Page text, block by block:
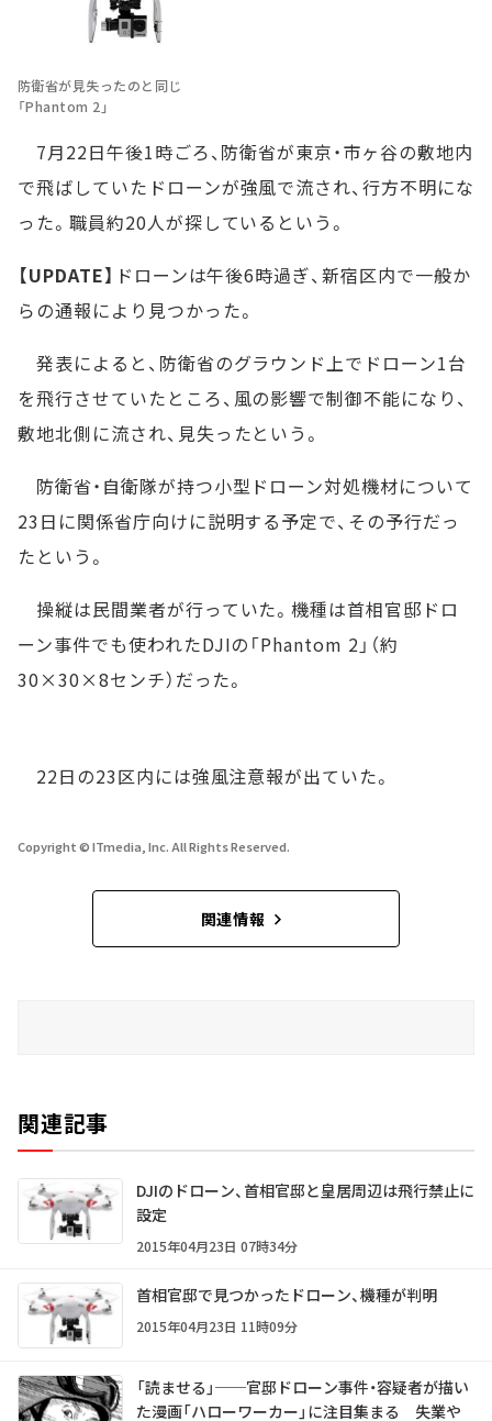
防衛省が見失ったのと同じ
「Phantom 2」
7月22日午後1時ごろ、防衛省が東京・市ヶ谷の敷地内
で飛ばしていたドローンが強風で流され、行方不明にな
った。職員約20人が探しているという。
【UPDATE】 ドローンは午後6時過ぎ、新宿区内で一般か
らの通報により見つかった。
発表によると、防衛省のグラウンド上でドローン1台
を飛行させていたところ、風の影響で制御不能になり、
敷地北側に流され、見失ったという。
防衛省・自衛隊が持つ小型ドローン対処機材について
23日に関係省庁向けに説明する予定で、その予行だっ
たという。
操縦は民間業者が行っていた。機種は首相官邸ドロ
ーン事件でも使われたDJIの「Phantom 2」（約
30×30×8センチ）だった。
22日の23区内には強風注意報が出ていた。
Copyright © ITmedia, Inc. All Rights Reserved.
関連情報
関連記事
DJIのドローン、首相官邸と皇居周辺は飛行禁止に
設定
2015年04月23日 07時34分
首相官邸で見つかったドローン、機種が判明
2015年04月23日 11時09分
「読ませる」──官邸ドローン事件・容疑者が描い
た漫画「ハローワーカー」に注目集まる 失業や